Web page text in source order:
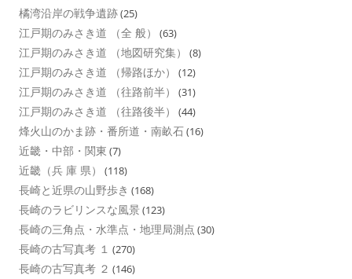
橘湾沿岸の戦争遺跡(25)
江戸期のみさき道 （全 般） (63)
江戸期のみさき道 （地図研究集） (8)
江戸期のみさき道 （帰路ほか） (12)
江戸期のみさき道 （往路前半） (31)
江戸期のみさき道 （往路後半） (44)
烽火山のかま跡・番所道・南畝石(16)
近畿・中部・関東 (7)
近畿（兵 庫 県） (118)
長崎と近県の山野歩き (168)
長崎のラビリンスな風景 (123)
長崎の三角点・水準点・地理局測点 (30)
長崎の古写真考 １ (270)
長崎の古写真考 ２ (146)